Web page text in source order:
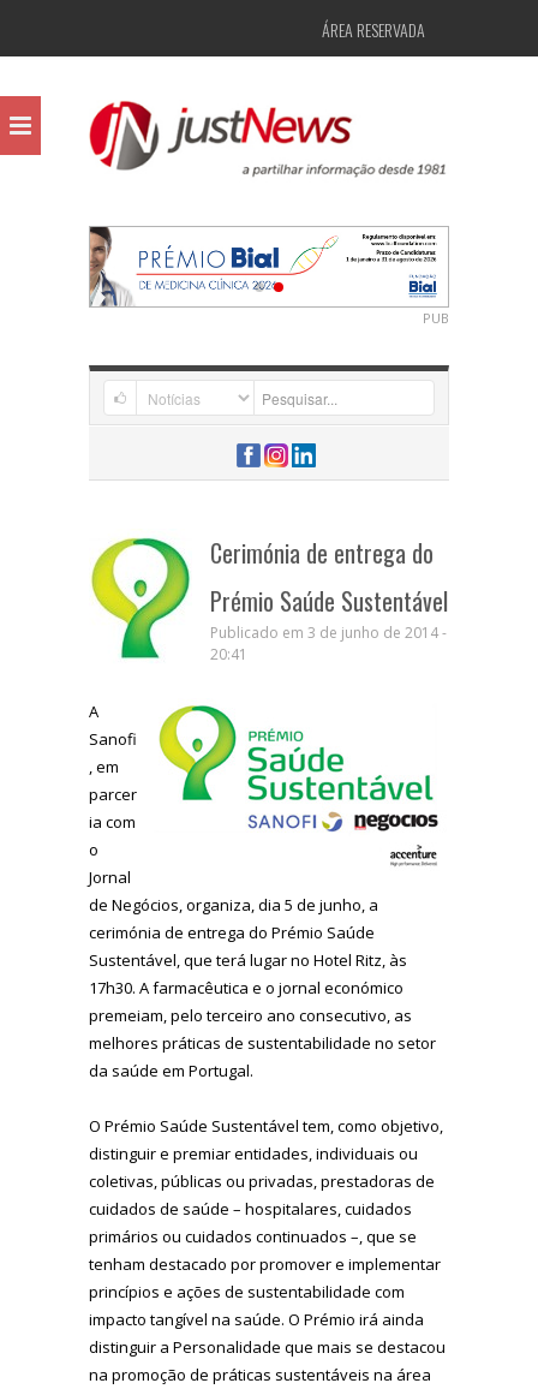
ÁREA RESERVADA
PUB
Cerimónia de entrega do
Prémio Saúde Sustentável
Publicado em 3 de junho de 2014 -
20:41
A
Sanofi
, em
parcer
ia com
o
Jornal
de Negócios, organiza, dia 5 de junho, a
cerimónia de entrega do Prémio Saúde
Sustentável, que terá lugar no Hotel Ritz, às
17h30. A farmacêutica e o jornal económico
premeiam, pelo terceiro ano consecutivo, as
melhores práticas de sustentabilidade no setor
da saúde em Portugal.
O Prémio Saúde Sustentável tem, como objetivo,
distinguir e premiar entidades, individuais ou
coletivas, públicas ou privadas, prestadoras de
cuidados de saúde – hospitalares, cuidados
primários ou cuidados continuados –, que se
tenham destacado por promover e implementar
princípios e ações de sustentabilidade com
impacto tangível na saúde. O Prémio irá ainda
distinguir a Personalidade que mais se destacou
na promoção de práticas sustentáveis na área